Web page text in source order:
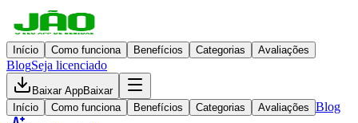
Início Como funciona Benefícios Categorias Avaliações
BlogSeja licenciado
Baixar AppBaixar
Início
Como funciona Benefícios Categorias Avaliações Blog